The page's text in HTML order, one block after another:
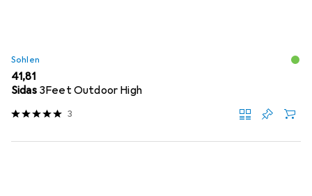
Sohlen
EUR
41,81
Sidas 3Feet Outdoor High
3